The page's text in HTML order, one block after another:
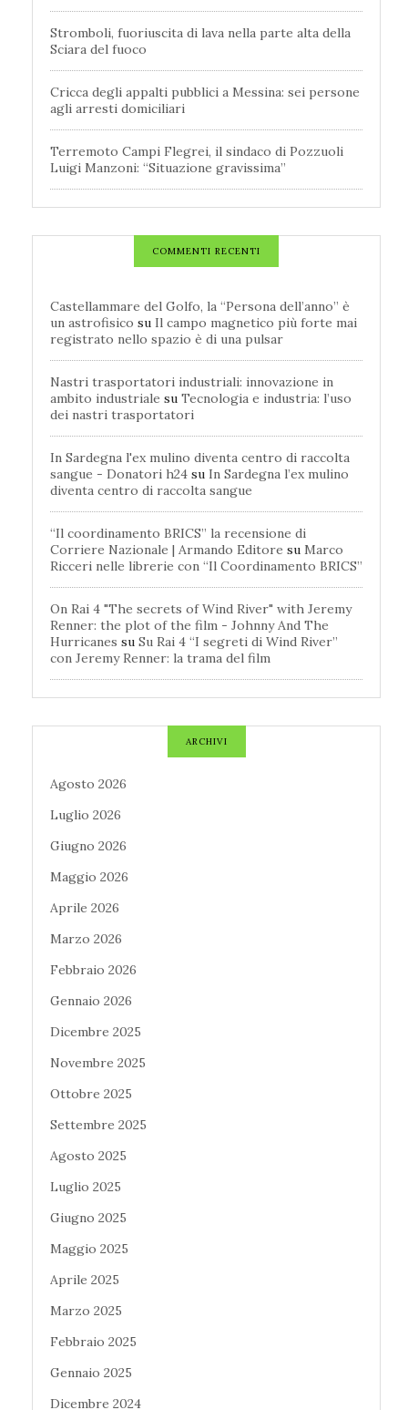
Stromboli, fuoriuscita di lava nella parte alta della
Sciara del fuoco
Cricca degli appalti pubblici a Messina: sei persone
agli arresti domiciliari
Terremoto Campi Flegrei, il sindaco di Pozzuoli
Luigi Manzoni: “Situazione gravissima”
COMMENTI RECENTI
Castellammare del Golfo, la “Persona dell’anno” è
un astrofisico su Il campo magnetico più forte mai
registrato nello spazio è di una pulsar
Nastri trasportatori industriali: innovazione in
ambito industriale su Tecnologia e industria: l’uso
dei nastri trasportatori
In Sardegna l'ex mulino diventa centro di raccolta
sangue - Donatori h24 su In Sardegna l’ex mulino
diventa centro di raccolta sangue
“Il coordinamento BRICS” la recensione di
Corriere Nazionale | Armando Editore su Marco
Ricceri nelle librerie con “Il Coordinamento BRICS”
On Rai 4 "The secrets of Wind River" with Jeremy
Renner: the plot of the film - Johnny And The
Hurricanes su Su Rai 4 “I segreti di Wind River”
con Jeremy Renner: la trama del film
ARCHIVI
Agosto 2026
Luglio 2026
Giugno 2026
Maggio 2026
Aprile 2026
Marzo 2026
Febbraio 2026
Gennaio 2026
Dicembre 2025
Novembre 2025
Ottobre 2025
Settembre 2025
Agosto 2025
Luglio 2025
Giugno 2025
Maggio 2025
Aprile 2025
Marzo 2025
Febbraio 2025
Gennaio 2025
Dicembre 2024